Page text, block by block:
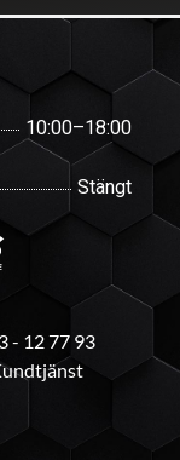
10:00–18:00
Stängt
- 12 77 93